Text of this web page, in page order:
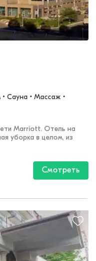
Сауна • Массаж •
Marriott. Отель на
уборка в целом, из
Смотреть